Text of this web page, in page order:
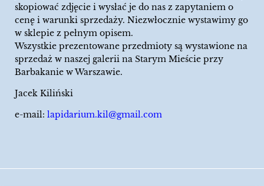
skopiować zdjęcie i wysłać je do nas z zapytaniem o
cenę i warunki sprzedaży. Niezwłocznie wystawimy go
w sklepie z pełnym opisem.
Wszystkie prezentowane przedmioty są wystawione na
sprzedaż w naszej galerii na Starym Mieście przy
Barbakanie w Warszawie.
Jacek Kiliński
e-mail: lapidarium.kil@gmail.com